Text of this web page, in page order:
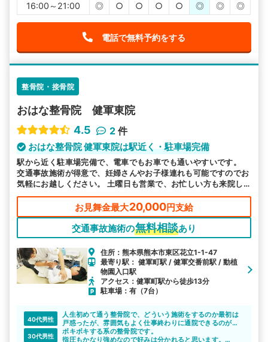
16:00～21:00
◎ ○ ○ ○ ○ ◎ ◎ ◎
電話で無料予約をする
整骨院・接骨院
おはな整骨院 健軍東院
4.5
2 件
おはな整骨院 健軍東院は駅近く・駐車場完備
駅から近く駐車場完備で、電車でもお車でも通いやすいです。
交通事故施術が得意で、妊婦さんやお子様連れも可能ですのでお
気軽にお越しください。 土曜日も営業で、お忙しい方も来院し
やすい環境で皆様のお越しをお待ちしております。
お見舞金最大20,000円支給
交通事故施術の無料相談あり
住所：熊本県熊本市東区花立1-1-47
最寄り駅： 健軍町駅 / 健軍交番前駅 / 動植
物園入口駅
アクセス：健軍町駅から徒歩13分
駐車場：有（7台）
40代男性
人生初めて通う整骨院で、どういう施術をするのか最初は
戸惑ったが、雰囲気もよく仕事終わりに通院できるのが良
かった。
30代男性
ボキボキする系の整骨院です。
指圧もかなり強めなので好みは分かれると思います。